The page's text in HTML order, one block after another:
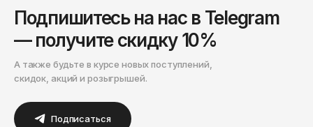
Подпишитесь на нас в Telegram
— получите скидку 10%
А также будьте в курсе новых поступлений,
скидок, акций и розыгрышей.
Подписаться